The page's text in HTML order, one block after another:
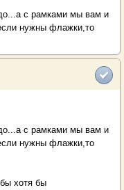
с рамками мы вам и
нужны флажки,то
с рамками мы вам и
нужны флажки,то
хотя бы